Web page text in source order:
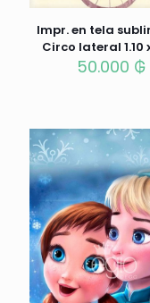
Impr. en tela
Circo lateral 1.10
50.000 ₲